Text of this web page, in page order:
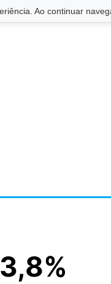
Ao continuar